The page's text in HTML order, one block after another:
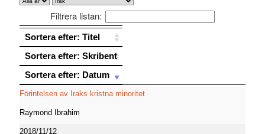
Filtrera listan:
Sortera efter: Titel
Sortera efter: Skribent
Sortera efter: Datum
Förintelsen av Iraks kristna minoritet
Raymond Ibrahim
2018/11/12
Sortera efter: Titel
Sortera efter: Skribent
Sortera efter: Datum